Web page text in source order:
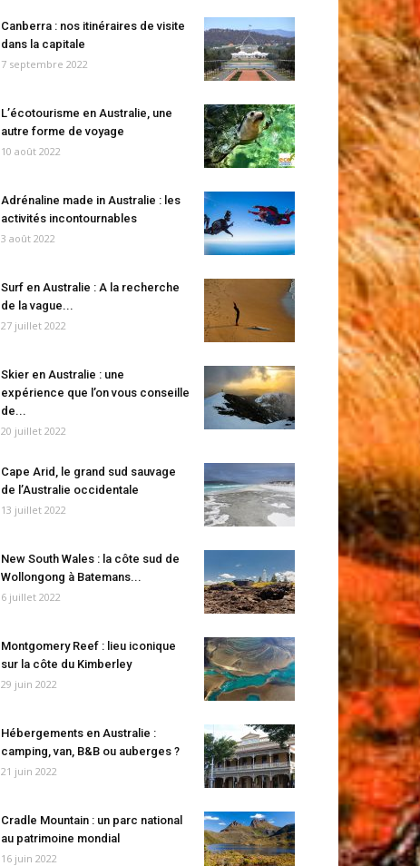
Canberra : nos itinéraires de visite
dans la capitale
7 septembre 2022
L’écotourisme en Australie, une
autre forme de voyage
10 août 2022
Adrénaline made in Australie : les
activités incontournables
3 août 2022
Surf en Australie : A la recherche
de la vague...
27 juillet 2022
Skier en Australie : une
expérience que l’on vous conseille
de...
20 juillet 2022
Cape Arid, le grand sud sauvage
de l’Australie occidentale
13 juillet 2022
New South Wales : la côte sud de
Wollongong à Batemans...
6 juillet 2022
Montgomery Reef : lieu iconique
sur la côte du Kimberley
29 juin 2022
Hébergements en Australie :
camping, van, B&B ou auberges ?
21 juin 2022
Cradle Mountain : un parc national
au patrimoine mondial
16 juin 2022